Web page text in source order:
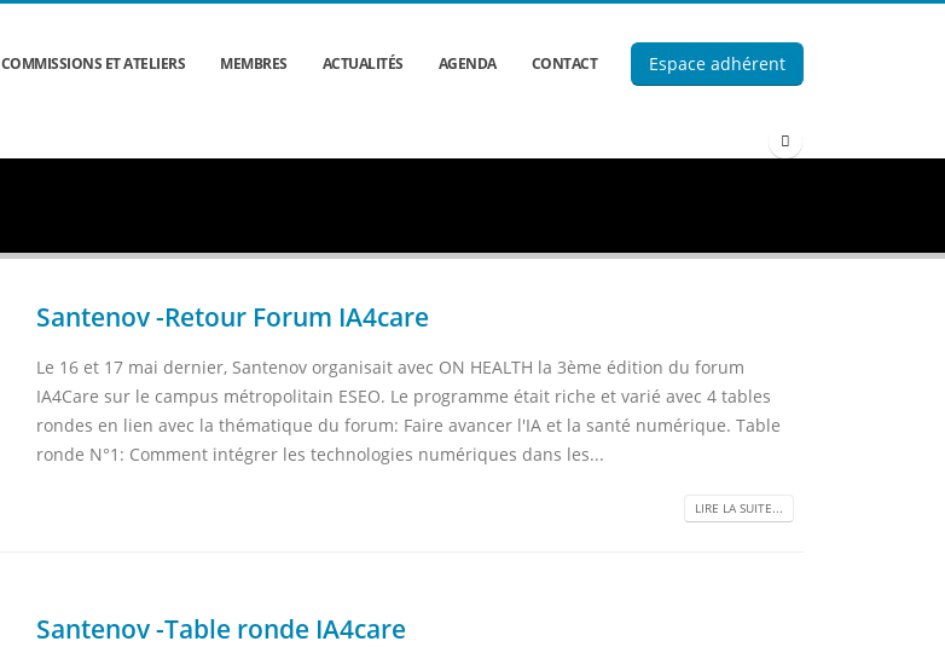
COMMISSIONS ET ATELIERS MEMBRES ACTUALITÉS AGENDA CONTACT Espace adhérent
Santenov -Retour Forum IA4care
Le 16 et 17 mai dernier, Santenov organisait avec ON HEALTH la 3ème édition du forum
IA4Care sur le campus métropolitain ESEO. Le programme était riche et varié avec 4 tables
rondes en lien avec la thématique du forum: Faire avancer l'IA et la santé numérique. Table
ronde N°1: Comment intégrer les technologies numériques dans les...
LIRE LA SUITE...
Santenov -Table ronde IA4care